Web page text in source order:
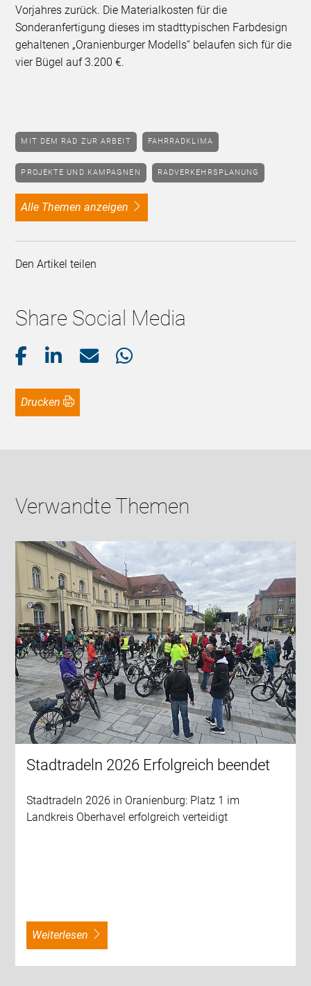
Vorjahres zurück. Die Materialkosten für die
Sonderanfertigung dieses im stadttypischen Farbdesign
gehaltenen „Oranienburger Modells“ belaufen sich für die
vier Bügel auf 3.200 €.
MIT DEM RAD ZUR ARBEIT FAHRRADKLIMA
PROJEKTE UND KAMPAGNEN RADVERKEHRSPLANUNG
alle Themen anzeigen
Den Artikel teilen
Share Social Media
Drucken
Verwandte Themen
Stadtradeln 2026 Erfolgreich beendet
Stadtradeln 2026 in Oranienburg: Platz 1 im
Landkreis Oberhavel erfolgreich verteidigt
weiterlesen